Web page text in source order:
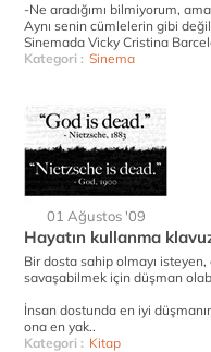
-Ne aradığımı bilmiyorum,
Aynı senin cümlelerin gibi
Sinemada Vicky Cristina
Kategori : Sinema
01 Ağustos '09
Hayatın kullanma
Bir dosta sahip olmayı
savaşabilmek için düşman
İnsan dostunda en iyi
ona en yak..
Kategori : Kitap